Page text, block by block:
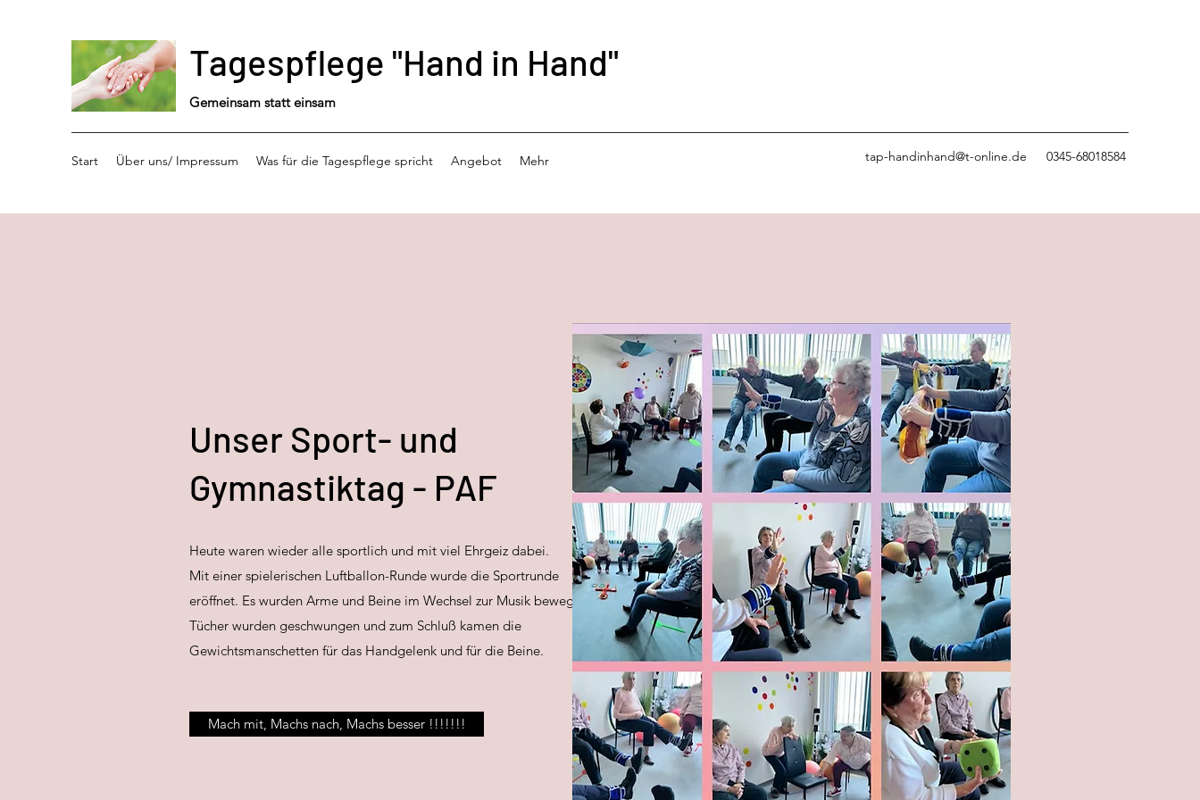
Tagespflege "Hand in Hand"
Gemeinsam statt einsam
Start Über uns/ Impressum Was für die Tagespflege spricht Angebot Mehr tap-handinhand@t-online.de 0345-68018584
Unser Sport- und
Gymnastiktag - PAF
Heute waren wieder alle sportlich und mit viel Ehrgeiz dabei.
Mit einer spielerischen Luftballon-Runde wurde die Sportrunde
eröffnet. Es wurden Arme und Beine im Wechsel zur Musik bewegt.
Tücher wurden geschwungen und zum Schluß kamen die
Gewichtsmanschetten für das Handgelenk und für die Beine.
Mach mit, Machs nach, Machs besser !!!!!!!